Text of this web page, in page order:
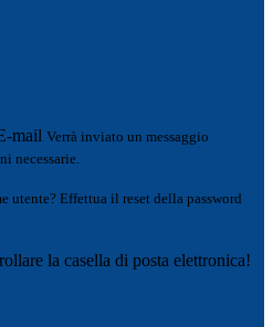
mail Verrà inviato un messaggio
necessarie.
utente? Effettua il reset della password
la casella di posta elettronica!